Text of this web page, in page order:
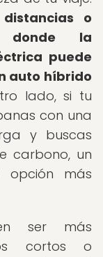
o
donde la
puede
auto híbrido
lado, si tu
con una
y buscas
carbono, un
más
ser más
cortos o